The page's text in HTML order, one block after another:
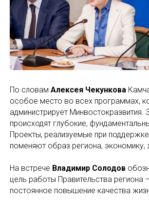
По словам Алексея Чекункова
особое место во всех программах,
администрирует Минвостокразвития.
происходят глубокие,
Проекты, реализуемые при
поменяют образ региона, экономику,
На встрече Владимир Солодов
цель работы Правительства региона
постоянное повышение качества